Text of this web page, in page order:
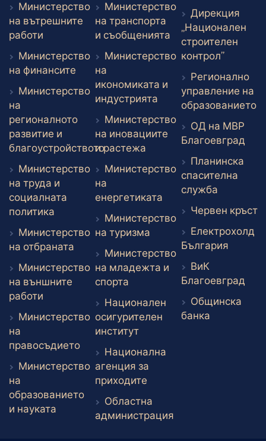
Министерство
на вътрешните
работи Външен линк
Министерство
на финансите Външен линк
Министерство
на
регионалното
развитие и
благоустройството
Външен линк
Министерство
на труда и
социалната
политика Външен линк
Министерство
на отбраната Външен линк
Министерство
на външните
работи Външен линк
Министерство
на
правосъдиетоВъншен линк
Министерство
на
образованието
и науката Външен линк
Министерство
на транспорта
и съобщенията Външен линк
Министерство
на
икономиката и
индустрията Външен линк
Министерство
на иновациите
и растежа Външен линк
Министерство
на
енергетиката Външен линк
Министерство
на туризма Външен линк
Министерство
на младежта и
спорта Външен линк
Национален
осигурителен
институтВъншен линк
Национална
агенция за
приходите
Областна
администрация
Дирекция
„Национален
строителен
контрол”Външен
Регионално
управление на
образованието
ОД на МВР
Благоевград
Планинска
спасителна
служба
Червен кръст
Електрохолд
България
ВиК
Благоевград
Общинска
банка